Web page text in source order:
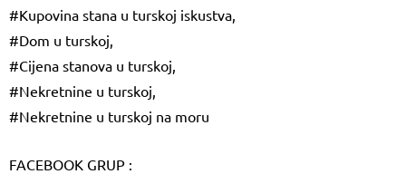
#Kupovina stana u turskoj iskustva,
#Dom u turskoj,
#Cijena stanova u turskoj,
#Nekretnine u turskoj,
#Nekretnine u turskoj na moru
FACEBOOK GRUP :